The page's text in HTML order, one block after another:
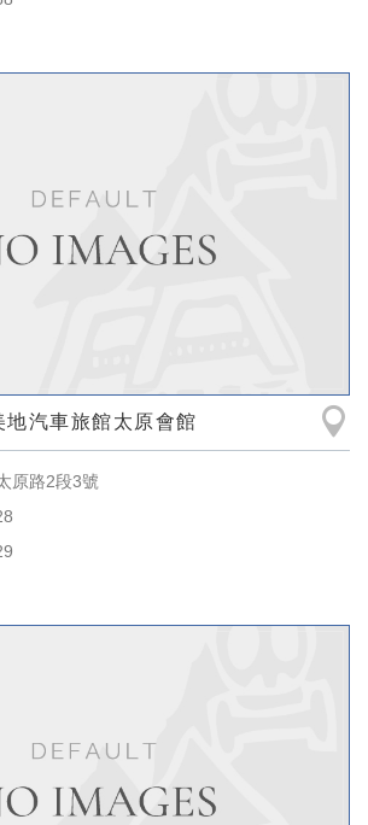
地汽車旅館太原會館
原路2段3號